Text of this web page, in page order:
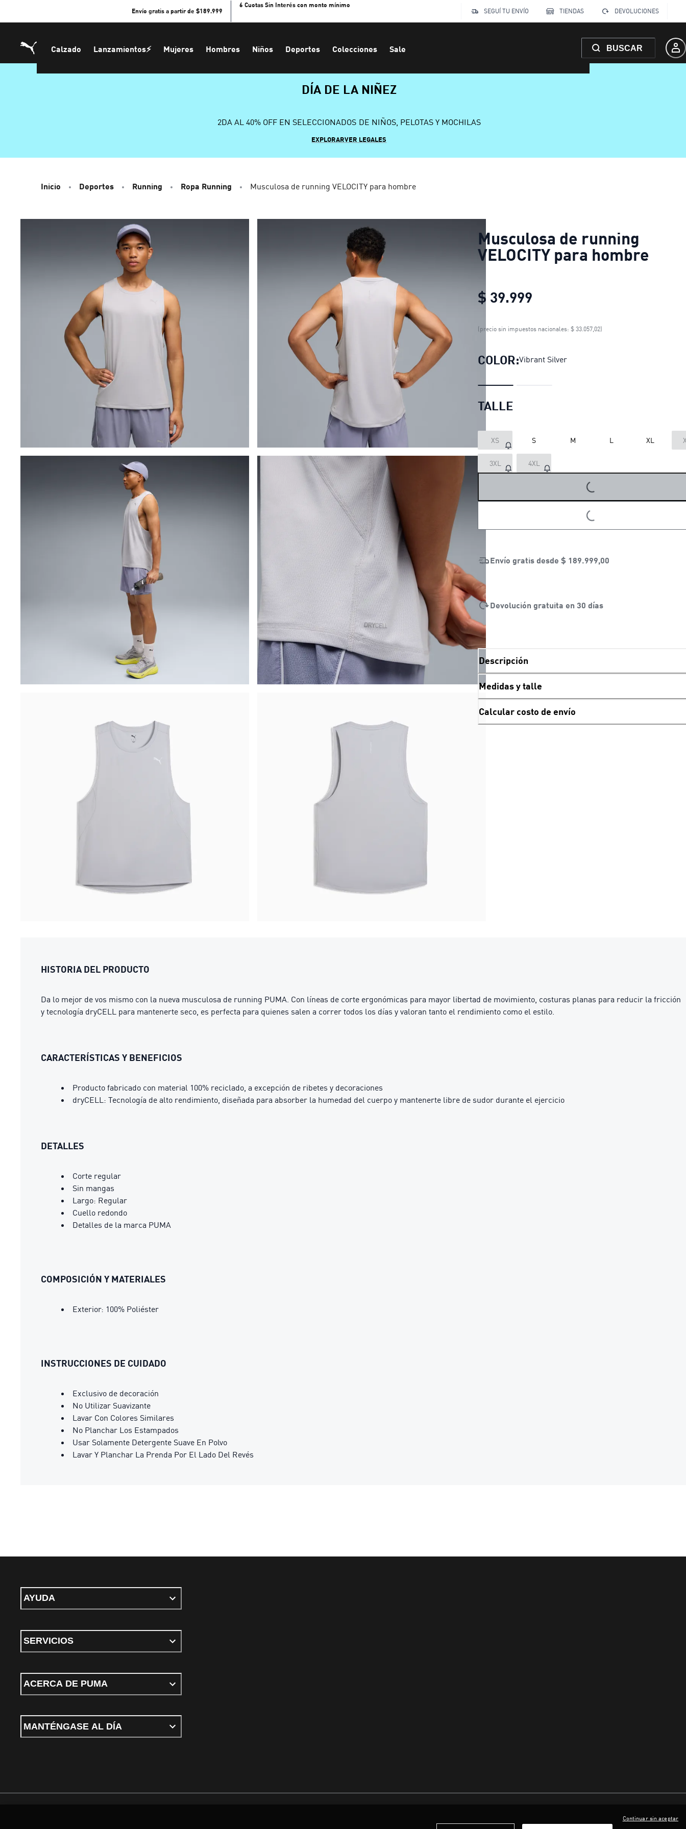
Envío gratis a partir de $189.999
6 Cuotas Sin Interés con monto mínimo
SEGUÍ TU ENVÍO
TIENDAS DEVOLUCIONES
Calzado Lanzamientos⚡ Mujeres Hombres Niños Deportes Colecciones Sale BUSCAR
DÍA DE LA NIÑEZ
2DA AL 40% OFF EN SELECCIONADOS DE NIÑOS, PELOTAS Y MOCHILAS
EXPLORARVER LEGALES
Inicio Deportes Running Ropa Running Musculosa de running VELOCITY para hombre
Musculosa de running
VELOCITY para hombre
$ 39.999
Musculosa de running
(precio sin impuestos nacionales: $ 33.057,02)
COLOR:Vibrant Silver
TALLE
XS S M L XL
3XL 4XL
LOADING...
LOADING...
Envío gratis desde $ 189.999,00
Devolución gratuita en 30 días
Descripción
Medidas y talle
Calcular costo de envío
HISTORIA DEL PRODUCTO
Da lo mejor de vos mismo con la nueva musculosa de running PUMA. Con líneas de corte ergonómicas para mayor libertad de movimiento, costuras planas para reducir la fricción
y tecnología dryCELL para mantenerte seco, es perfecta para quienes salen a correr todos los días y valoran tanto el rendimiento como el estilo.
CARACTERÍSTICAS Y BENEFICIOS
Producto fabricado con material 100% reciclado, a excepción de ribetes y decoraciones
dryCELL: Tecnología de alto rendimiento, diseñada para absorber la humedad del cuerpo y mantenerte libre de sudor durante el ejercicio
DETALLES
Corte regular
Sin mangas
Largo: Regular
Cuello redondo
Detalles de la marca PUMA
COMPOSICIÓN Y MATERIALES
Exterior: 100% Poliéster
INSTRUCCIONES DE CUIDADO
Exclusivo de decoración
No Utilizar Suavizante
Lavar Con Colores Similares
No Planchar Los Estampados
Usar Solamente Detergente Suave En Polvo
Lavar Y Planchar La Prenda Por El Lado Del Revés
AYUDA
SERVICIOS
ACERCA DE PUMA
MANTÉNGASE AL DÍA
Continuar sin aceptar